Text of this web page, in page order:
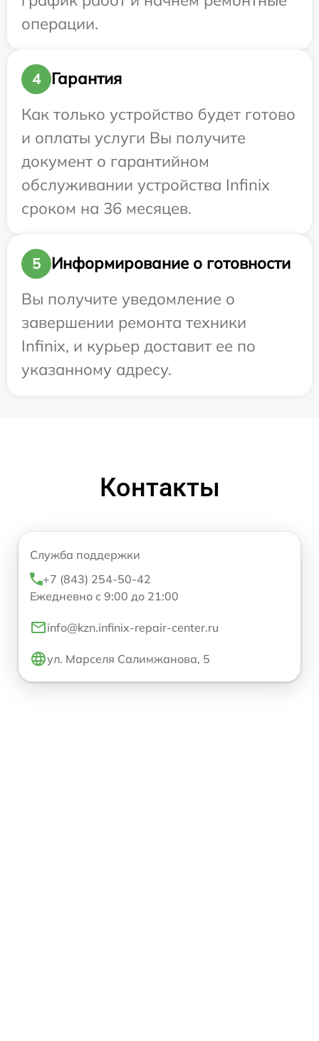
операции.
4
Гарантия
Как только устройство будет готово
и оплаты услуги Вы получите
документ о гарантийном
обслуживании устройства Infinix
сроком на 36 месяцев.
5
Информирование о готовности
Вы получите уведомление о
завершении ремонта техники
Infinix, и курьер доставит ее по
указанному адресу.
Контакты
Служба поддержки
+7 (843) 254-50-42
Ежедневно с 9:00 до 21:00
info@kzn.infinix-repair-center.ru
ул. Марселя Салимжанова, 5